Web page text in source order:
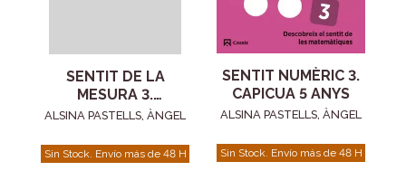
SENTIT DE LA
MESURA 3.
CAPICUA 5 ANYS
ALSINA PASTELLS, ÀNGEL
Sin Stock. Envío más de 48 H
SENTIT NUMÈRIC 3.
CAPICUA 5 ANYS
ALSINA PASTELLS, ÀNGEL
Sin Stock. Envío más de 48 H